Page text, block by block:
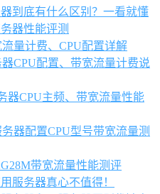
到底有什么区别？一看就懂
器性能评测
量计费、CPU配置详解
CPU配置、带宽流量计费说
器CPU主频、带宽流量性能
器配置CPU型号带宽流量测
带宽流量性能测评
服务器真心不值得！